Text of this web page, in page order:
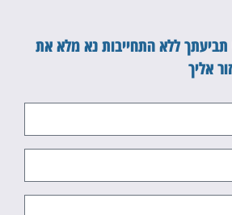
תביעתך ללא התחייבות נא מלא את
אליך